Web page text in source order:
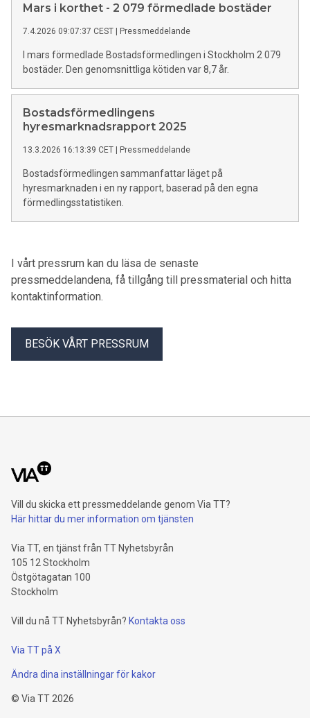
Mars i korthet - 2 079 förmedlade bostäder
7.4.2026 09:07:37 CEST Pressmeddelande
I mars förmedlade Bostadsförmedlingen i Stockholm 2 079
bostäder. Den genomsnittliga kötiden var 8,7 år.
Bostadsförmedlingens
hyresmarknadsrapport 2025
13.3.2026 16:13:39 CET Pressmeddelande
Bostadsförmedlingen sammanfattar läget på
hyresmarknaden i en ny rapport, baserad på den egna
förmedlingsstatistiken.
I vårt pressrum kan du läsa de senaste
pressmeddelandena, få tillgång till pressmaterial och hitta
kontaktinformation.
BESÖK VÅRT PRESSRUM
Vill du skicka ett pressmeddelande genom Via TT?
Här hittar du mer information om tjänsten
Via TT, en tjänst från TT Nyhetsbyrån
105 12 Stockholm
Östgötagatan 100
Stockholm
Vill du nå TT Nyhetsbyrån? Kontakta oss
Via TT på X
Ändra dina inställningar för kakor
© Via TT 2026